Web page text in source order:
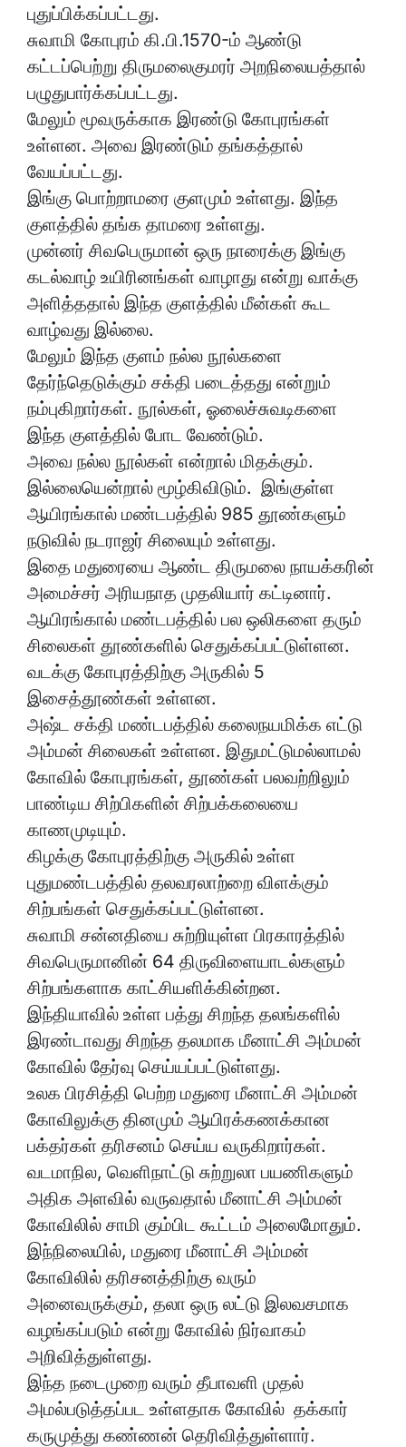
புதுப்பிக்கப்பட்டது.
சுவாமி கோபுரம் கி.பி.1570-ம் ஆண்டு
கட்டப்பெற்று திருமலைகுமரர் அறநிலையத்தால்
பழுதுபார்க்கப்பட்டது.
மேலும் மூவருக்காக இரண்டு கோபுரங்கள்
உள்ளன. அவை இரண்டும் தங்கத்தால்
வேயப்பட்டது.
இங்கு பொற்றாமரை குளமும் உள்ளது. இந்த
குளத்தில் தங்க தாமரை உள்ளது.
முன்னர் சிவபெருமான் ஒரு நாரைக்கு இங்கு
கடல்வாழ் உயிரினங்கள் வாழாது என்று வாக்கு
அளித்ததால் இந்த குளத்தில் மீன்கள் கூட
வாழ்வது இல்லை.
மேலும் இந்த குளம் நல்ல நூல்களை
தேர்ந்தெடுக்கும் சக்தி படைத்தது என்றும்
நம்புகிறார்கள். நூல்கள், ஓலைச்சுவடிகளை
இந்த குளத்தில் போட வேண்டும்.
அவை நல்ல நூல்கள் என்றால் மிதக்கும்.
இல்லையென்றால் மூழ்கிவிடும். இங்குள்ள
ஆயிரங்கால் மண்டபத்தில் 985 தூண்களும்
நடுவில் நடராஜர் சிலையும் உள்ளது.
இதை மதுரையை ஆண்ட திருமலை நாயக்கரின்
அமைச்சர் அரியநாத முதலியார் கட்டினார்.
ஆயிரங்கால் மண்டபத்தில் பல ஒலிகளை தரும்
சிலைகள் தூண்களில் செதுக்கப்பட்டுள்ளன.
வடக்கு கோபுரத்திற்கு அருகில் 5
இசைத்தூண்கள் உள்ளன.
அஷ்ட சக்தி மண்டபத்தில் கலைநயமிக்க எட்டு
அம்மன் சிலைகள் உள்ளன. இதுமட்டுமல்லாமல்
கோவில் கோபுரங்கள், தூண்கள் பலவற்றிலும்
பாண்டிய சிற்பிகளின் சிற்பக்கலையை
காணமுடியும்.
கிழக்கு கோபுரத்திற்கு அருகில் உள்ள
புதுமண்டபத்தில் தலவரலாற்றை விளக்கும்
சிற்பங்கள் செதுக்கப்பட்டுள்ளன.
சுவாமி சன்னதியை சுற்றியுள்ள பிரகாரத்தில்
சிவபெருமானின் 64 திருவிளையாடல்களும்
சிற்பங்களாக காட்சியளிக்கின்றன.
இந்தியாவில் உள்ள பத்து சிறந்த தலங்களில்
இரண்டாவது சிறந்த தலமாக மீனாட்சி அம்மன்
கோவில் தேர்வு செய்யப்பட்டுள்ளது.
உலக பிரசித்தி பெற்ற மதுரை மீனாட்சி அம்மன்
கோவிலுக்கு தினமும் ஆயிரக்கணக்கான
பக்தர்கள் தரிசனம் செய்ய வருகிறார்கள்.
வடமாநில, வெளிநாட்டு சுற்றுலா பயணிகளும்
அதிக அளவில் வருவதால் மீனாட்சி அம்மன்
கோவிலில் சாமி கும்பிட கூட்டம் அலைமோதும்.
இந்நிலையில், மதுரை மீனாட்சி அம்மன்
கோவிலில் தரிசனத்திற்கு வரும்
அனைவருக்கும், தலா ஒரு லட்டு இலவசமாக
வழங்கப்படும் என்று கோவில் நிர்வாகம்
அறிவித்துள்ளது.
இந்த நடைமுறை வரும் தீபாவளி முதல்
அமல்படுத்தப்பட உள்ளதாக கோவில் தக்கார்
கருமுத்து கண்ணன் தெரிவித்துள்ளார்.